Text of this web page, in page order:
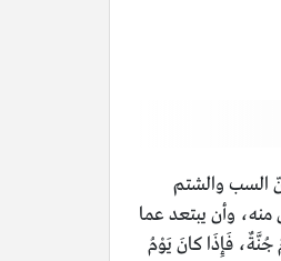
السب والشتم
وأن يبتعد عما
فَإِذَا كانَ يَوْمُ